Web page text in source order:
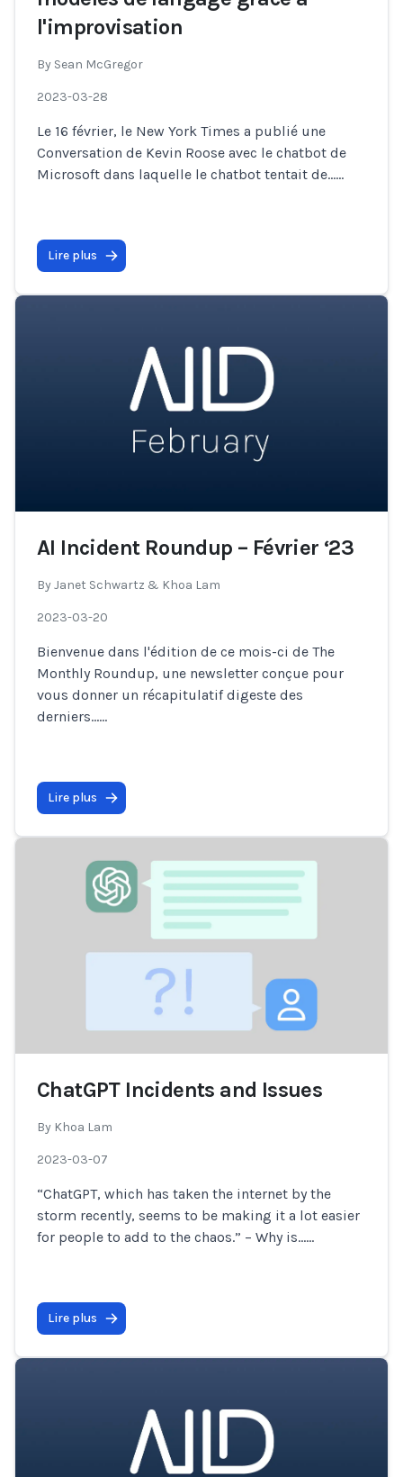
l'improvisation
By Sean McGregor
2023-03-28
Le 16 février, le New York Times a publié une
Conversation de Kevin Roose avec le chatbot de
Microsoft dans laquelle le chatbot tentait de…...
Lire plus
AI Incident Roundup – Février ‘23
ByJanet Schwartz & Khoa Lam
2023-03-20
Bienvenue dans l'édition de ce mois-ci de The
Monthly Roundup, une newsletter conçue pour
vous donner un récapitulatif digeste des
derniers…...
Lire plus
ChatGPT Incidents and Issues
By Khoa Lam
2023-03-07
“ChatGPT, which has taken the internet by the
storm recently, seems to be making it a lot easier
for people to add to the chaos.” – Why is…...
Lire plus